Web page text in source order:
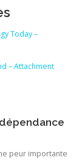
Today –
– Attachment
peur importante